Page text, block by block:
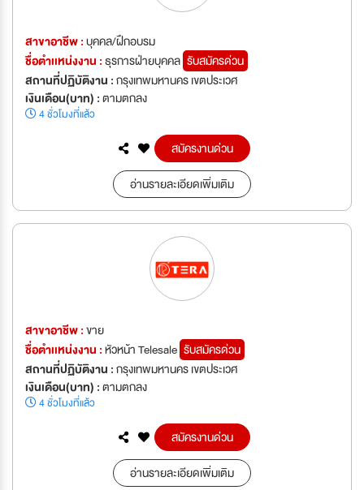
สาขาอาชีพ :บุคคล/ฝึกอบรม
ชื่อตำเเหน่งงาน :ธุรการฝ่ายบุคคล รับสมัครด่วน
สถานที่ปฏิบัติงาน :กรุงเทพมหานคร เขตประเวศ
เงินเดือน(บาท) :ตามตกลง
4 ชั่วโมงที่แล้ว
สมัครงานด่วน
อ่านรายละเอียดเพิ่มเติม
สาขาอาชีพ :ขาย
ชื่อตำเเหน่งงาน :หัวหน้า Telesale รับสมัครด่วน
สถานที่ปฏิบัติงาน :กรุงเทพมหานคร เขตประเวศ
เงินเดือน(บาท) :ตามตกลง
4 ชั่วโมงที่แล้ว
สมัครงานด่วน
อ่านรายละเอียดเพิ่มเติม